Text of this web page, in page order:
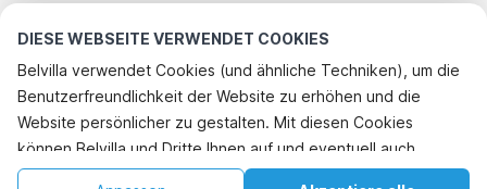
DIESE WEBSEITE VERWENDET COOKIES
Belvilla verwendet Cookies (und ähnliche Techniken), um die
Benutzerfreundlichkeit der Website zu erhöhen und die
Website persönlicher zu gestalten. Mit diesen Cookies
können Belvilla und Dritte Ihnen auf und eventuell auch
außerhalb unserer Website folgen, um Werbung Ihren
Beliebteste Reiseziele für Urlaub
Top-Städte mit Top-Annehmlichkeiten für den Urlaub
Kinderfreundliche Ferienunterkünfte bayeux
Kinderfreundliche Ferienunterkünfte saint-germain-du-pert
Beliebte Ausstattungen für Urlaub in Hebecrevon
Ferienhaus am Meer
Telefonisch buchen